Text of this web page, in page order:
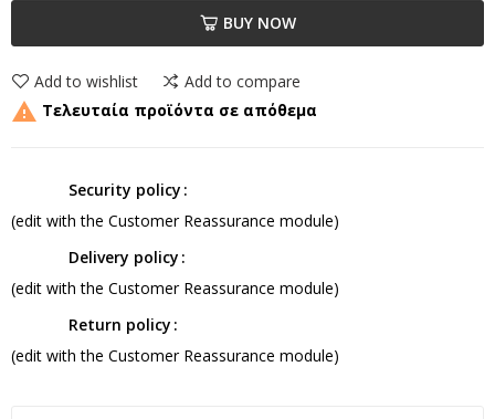
BUY NOW
Add to wishlist Add to compare
 Τελευταία προϊόντα σε απόθεμα
Security policy
(edit with the Customer Reassurance module)
Delivery policy
(edit with the Customer Reassurance module)
Return policy
(edit with the Customer Reassurance module)